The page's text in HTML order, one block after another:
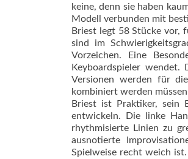
keine, denn sie haben
Modell verbunden mit
Briest legt 58 Stücke vor,
sind im
Vorzeichen. Eine
Keyboardspieler
Versionen werden für
kombiniert werden
Briest ist Praktiker, sein
entwickeln. Die linke
rhythmisierte Linien zu
ausnotierte
Spielweise recht weich